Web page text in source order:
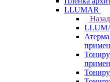
LLUMAR
Назад